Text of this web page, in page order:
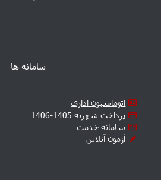
سامانه ها
اتوماسیون اداری
پرداخت شهریه 1405-1406
سامانه خدمت
آزمون آنلاین